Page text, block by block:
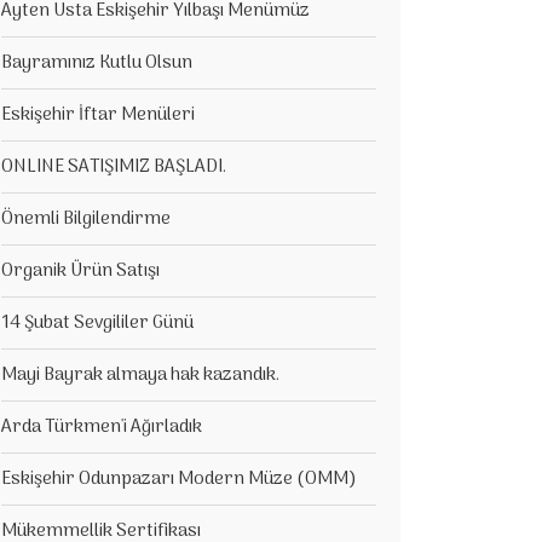
Ayten Usta Eskişehir Yılbaşı Menümüz
Bayramınız Kutlu Olsun
Eskişehir İftar Menüleri
ONLINE SATIŞIMIZ BAŞLADI.
Önemli Bilgilendirme
Organik Ürün Satışı
14 Şubat Sevgililer Günü
Mayi Bayrak almaya hak kazandık.
Arda Türkmen'i Ağırladık
Eskişehir Odunpazarı Modern Müze (OMM)
Mükemmellik Sertifikası